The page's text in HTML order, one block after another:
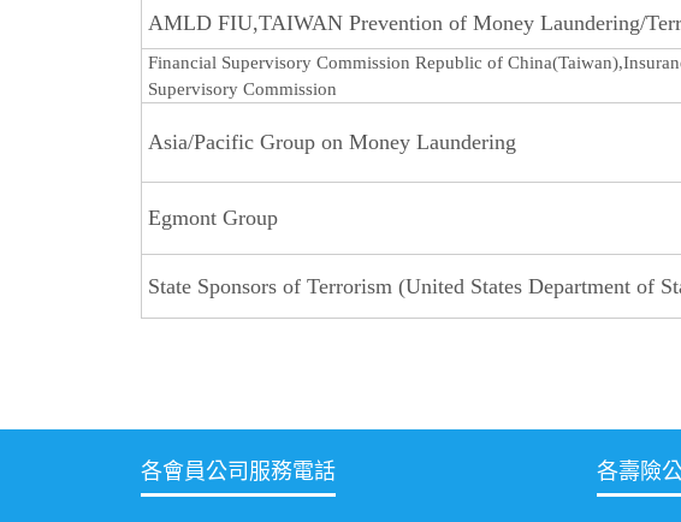
AMLD FIU,TAIWAN Prevention of Money Laundering/
Financial Supervisory Commission Republic of
Supervisory Commission
Asia/Pacific Group on Money Laundering
Egmont Group
State Sponsors of Terrorism (United States Department of
各會員公司服務電話 各壽險